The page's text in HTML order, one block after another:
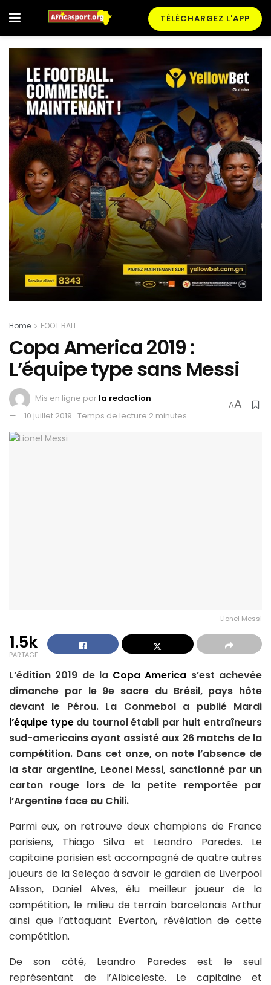
TÉLÉCHARGEZ L'APP
Home FOOT BALL
Copa America 2019 :
L’équipe type sans Messi
Mis en ligne par la redaction
10 juillet 2019 Temps de lecture:2 minutes
AA
Lionel Messi
1.5k
PARTAGE
L’édition 2019 de la Copa America s’est achevée
dimanche par le 9e sacre du Brésil, pays hôte
devant le Pérou. La Conmebol a publié Mardi
l’équipe typedu tournoi établi par huit entraîneurs
sud-americains ayant assisté aux 26 matchs de la
compétition. Dans cet onze, on note l’absence de
la star argentine, Leonel Messi, sanctionné par un
carton rouge lors de la petite remportée par
l’Argentine face au Chili.
Parmi eux, on retrouve deux champions de France
parisiens, Thiago Silva et Leandro Paredes. Le
capitaine parisien est accompagné de quatre autres
joueurs de la Seleçao à savoir le gardien de Liverpool
Alisson, Daniel Alves, élu meilleur joueur de la
compétition, le milieu de terrain barcelonais Arthur
ainsi que l’attaquant Everton, révélation de cette
compétition.
De son côté, Leandro Paredes est le seul
représentant de l’Albiceleste. Le capitaine et